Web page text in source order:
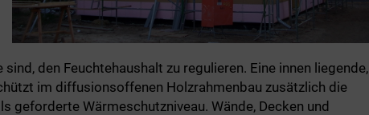
den Feuchtehaushalt zu regulieren. Eine innen liegende,
im diffusionsoffenen Holzrahmenbau zusätzlich die
Wärmeschutzniveau. Wände, Decken und